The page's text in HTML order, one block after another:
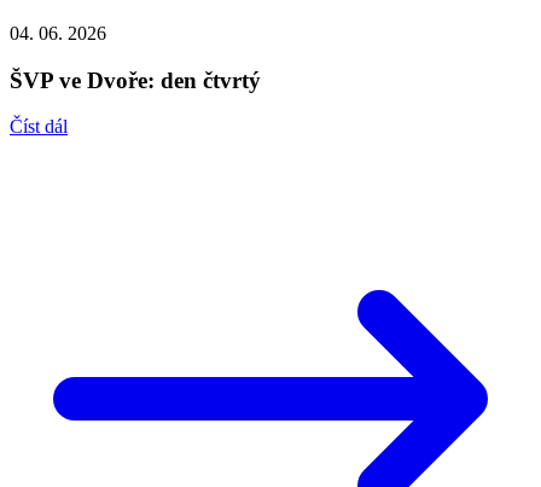
04. 06. 2026
ŠVP ve Dvoře: den čtvrtý
Číst dál